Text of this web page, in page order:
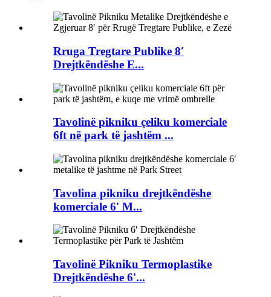
Rruga Tregtare Publike 8′
Drejtkëndëshe E...
Tavolinë pikniku çeliku komerciale
6ft në park të jashtëm ...
Tavolina pikniku drejtkëndëshe
komerciale 6' M...
Tavolinë Pikniku Termoplastike
Drejtkëndëshe 6'...